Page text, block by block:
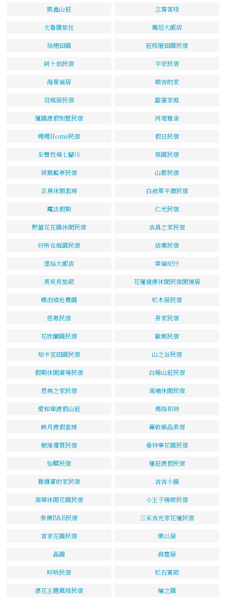
凱鑫山莊 立霧客棧
太魯閣旅社 鳳冠大飯店
拾穗田園 莊稼厝田園民宿
阿土伯民宿 平安民宿
海景福居 麻吉的家
羽庭居民宿 甜蜜家庭
蓮園渡假別墅民宿 河堤雅舍
嘎嘎Home民宿 假日民宿
全豐牧場七腳川 築園民宿
荷風藍亭民宿 山郡民宿
正易休閒套房 白被單平價民宿
魔法假期 仁光民宿
野薑花花園休閒民宿 吉昌之家民宿
好所在庭園民宿 佶椰民宿
堡裕大飯店 幸福紀行
美爽爽旅館 花蓮健康休閒民宿閒情居
蝶泊遠近農園 松木居民宿
慈惠民宿 吾家民宿
花欣蘭園民宿 歐鄉民宿
知卡宣田園民宿 山之谷民宿
假期休閒廣場民宿 白楊山莊民宿
恩典之家民宿 南埔休閒民宿
愛和華渡假山莊 瑪格莉特
映月渡假套房 麗敦極品美宿
樹窩優質民宿 曼特寧花園民宿
怡驛民宿 蓮莊渡假民宿
雅爾富的家民宿 吉吉小鎮
南華休閒花園民宿 小王子精緻民宿
泰德B&B民宿 三采吉光家花蓮民宿
官家花園民宿 樂以居
晶園 滌塵居
呼吸民宿 松石賓館
浪花主題風格民宿 檜之園